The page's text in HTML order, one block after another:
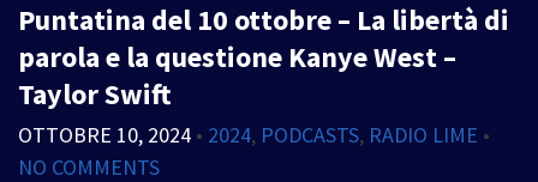
Puntatina del 10 ottobre – La libertà di
parola e la questione Kanye West –
Taylor Swift
OTTOBRE 10, 2024 • 2024, PODCASTS, RADIO LIME •
NO COMMENTS